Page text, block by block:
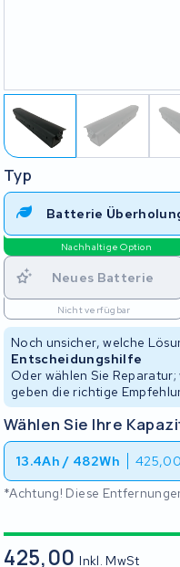
Typ
Batterie
Nachhaltige Option
Neues Batterie
Nicht verfügbar
Noch unsicher, welche
Entscheidungshilfe
Oder wählen Sie
geben die richtige
Wählen Sie Ihre
13.4Ah / 482Wh 425,00
*Achtung! Diese
425,00Inkl. MwSt